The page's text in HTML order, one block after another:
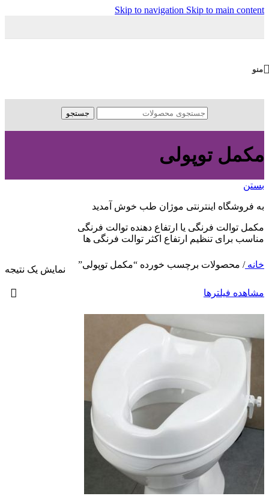
Skip to navigation Skip to main content
منو
جستجو
مکمل توپولی
بستن
به فروشگاه اینترنتی موژان طب خوش آمدید
مکمل توالت فرنگی یا ارتفاع دهنده توالت فرنگی
مناسب برای تنظیم ارتفاع اکثر توالت فرنگی ها
خانه/ محصولات برچسب خورده “مکمل توپولی” نمایش یک نتیجه
مشاهده فیلترها